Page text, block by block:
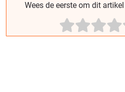
Wees de eerste om dit